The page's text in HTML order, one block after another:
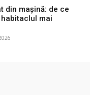
din mașină: de ce
habitaclul mai